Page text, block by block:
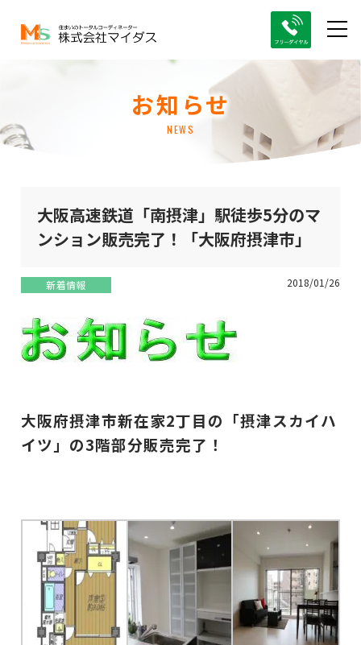
お知らせ
NEWS
大阪高速鉄道「南摂津」駅徒歩5分のマ
ンション販売完了！「大阪府摂津市」
新着情報 2018/01/26
大阪府摂津市新在家2丁目の「摂津スカイハ
イツ」の3階部分販売完了！